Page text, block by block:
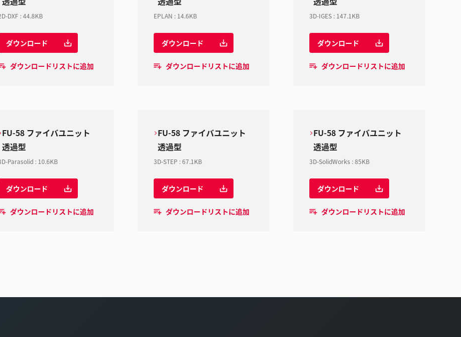
DXF :44.8KB
ダウンロード
ダウンロードリストに追加
EPLAN : 14.6KB
ダウンロード
ダウンロードリストに追加
3D-IGES : 147.1KB
ダウンロード
ダウンロードリストに追加
FU-58 ファイバユニット
透過型
Parasolid : 10.6KB
ダウンロード
ダウンロードリストに追加
FU-58 ファイバユニット
透過型
3D-STEP :67.1KB
ダウンロード
ダウンロードリストに追加
FU-58 ファイバユニット
透過型
3D-SolidWorks :85KB
ダウンロード
ダウンロードリストに追加